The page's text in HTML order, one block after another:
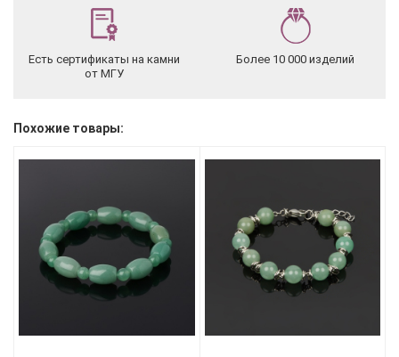
Есть сертификаты на камни
от МГУ
Более 10 000 изделий
Похожие товары: